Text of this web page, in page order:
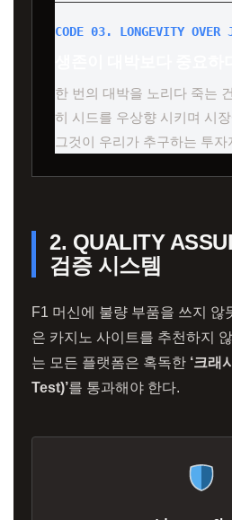
CODE 03. LONGEVITY OVER
한 번의 대박을 노리다 죽는
히 시드를 우상향 시키며 시
그것이 우리가 추구하는 투
2. QUALITY
검증 시스템
F1 머신에 불량 부품을 쓰지 않
은 카지노 사이트를 추천하지
는 모든 플랫폼은 혹독한 ‘크래
Test)’를 통과해야 한다.